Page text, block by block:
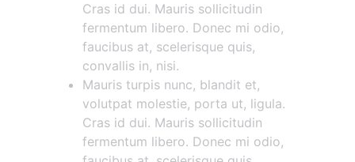
Cras id dui. Mauris sollicitudin
fermentum libero. Donec mi odio,
faucibus at, scelerisque quis,
convallis in, nisi.
Mauris turpis nunc, blandit et,
volutpat molestie, porta ut, ligula.
Cras id dui. Mauris sollicitudin
fermentum libero. Donec mi odio,